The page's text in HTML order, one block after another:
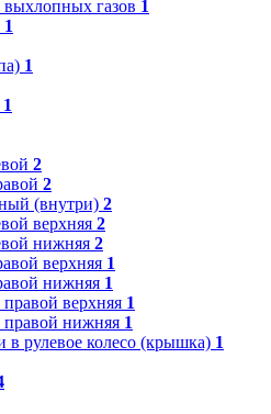
газов 1
1
1
1
2
2
(внутри) 2
верхняя 2
нижняя 2
верхняя 1
нижняя 1
верхняя 1
правой нижняя 1
в рулевое колесо (крышка) 1